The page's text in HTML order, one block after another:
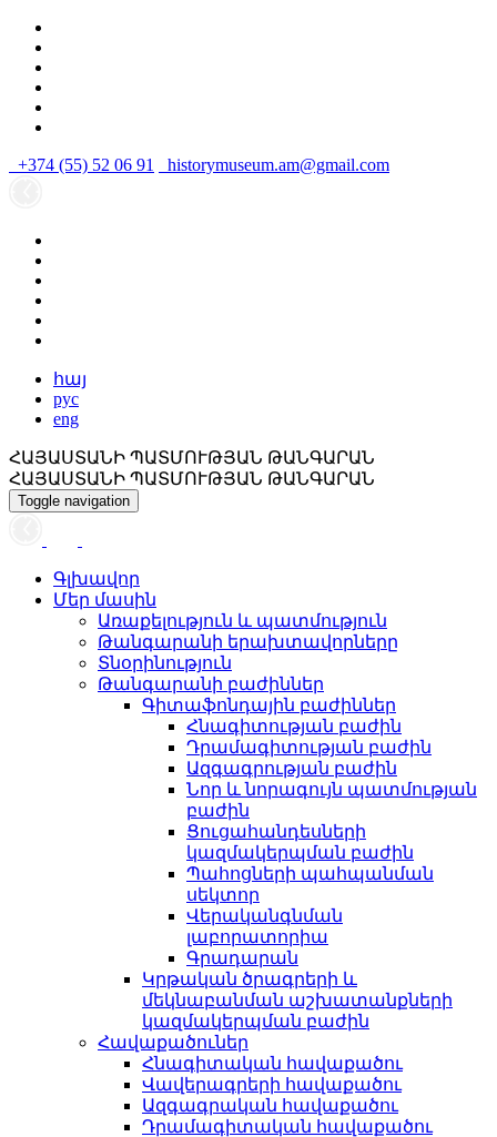
+374 (55) 52 06 91 historymuseum.am@gmail.com
հայ
рус
eng
ՀԱՅԱՍՏԱՆԻ ՊԱՏՄՈՒԹՅԱՆ ԹԱՆԳԱՐԱՆ
ՀԱՅԱՍՏԱՆԻ ՊԱՏՄՈՒԹՅԱՆ ԹԱՆԳԱՐԱՆ
Toggle navigation
Գլխավոր
Մեր մասին
Առաքելություն և պատմություն
Թանգարանի երախտավորները
Տնօրինություն
Թանգարանի բաժիններ
Գիտաֆոնդային բաժիններ
Հնագիտության բաժին
Դրամագիտության բաժին
Ազգագրության բաժին
Նոր և նորագույն պատմության
բաժին
Ցուցահանդեսների
կազմակերպման բաժին
Պահոցների պահպանման
սեկտոր
Վերականգնման
լաբորատորիա
Գրադարան
Կրթական ծրագրերի և
մեկնաբանման աշխատանքների
կազմակերպման բաժին
Հավաքածուներ
Հնագիտական հավաքածու
Վավերագրերի հավաքածու
Ազգագրական հավաքածու
Դրամագիտական հավաքածու